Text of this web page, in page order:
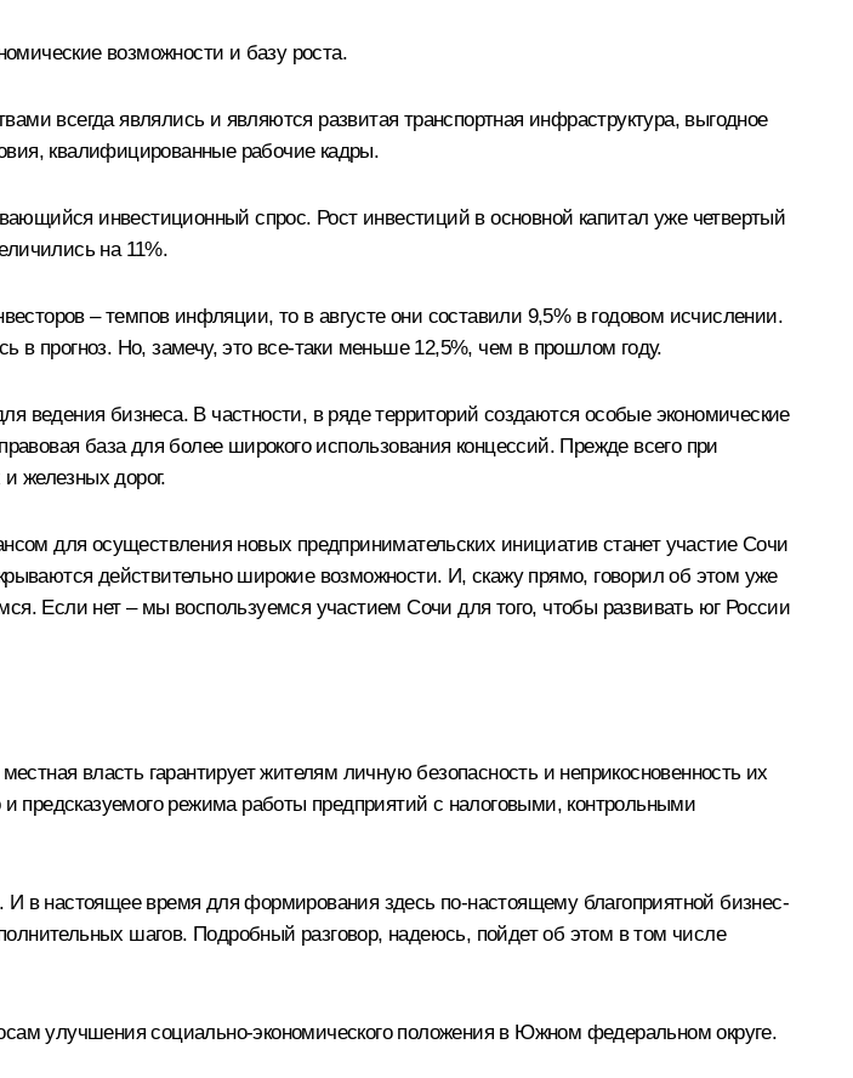
возможности и базу роста.
всегда являлись и являются развитая транспортная инфраструктура, выгодное
квалифицированные рабочие кадры.
инвестиционный спрос. Рост инвестиций в основной капитал уже четвертый
на 11%.
– темпов инфляции, то в августе они составили 9,5% в годовом исчислении.
прогноз. Но, замечу, это все‑таки меньше 12,5%, чем в прошлом году.
ведения бизнеса. В частности, в ряде территорий создаются особые экономические
база для более широкого использования концессий. Прежде всего при
железных дорог.
для осуществления новых предпринимательских инициатив станет участие Сочи
действительно широкие возможности. И, скажу прямо, говорил об этом уже
Если нет – мы воспользуемся участием Сочи для того, чтобы развивать юг России
власть гарантирует жителям личную безопасность и неприкосновенность их
и предсказуемого режима работы предприятий с налоговыми, контрольными
в настоящее время для формирования здесь по‑настоящему благоприятной бизнес-
шагов. Подробный разговор, надеюсь, пойдет об этом в том числе
улучшения социально-экономического положения в Южном федеральном округе.